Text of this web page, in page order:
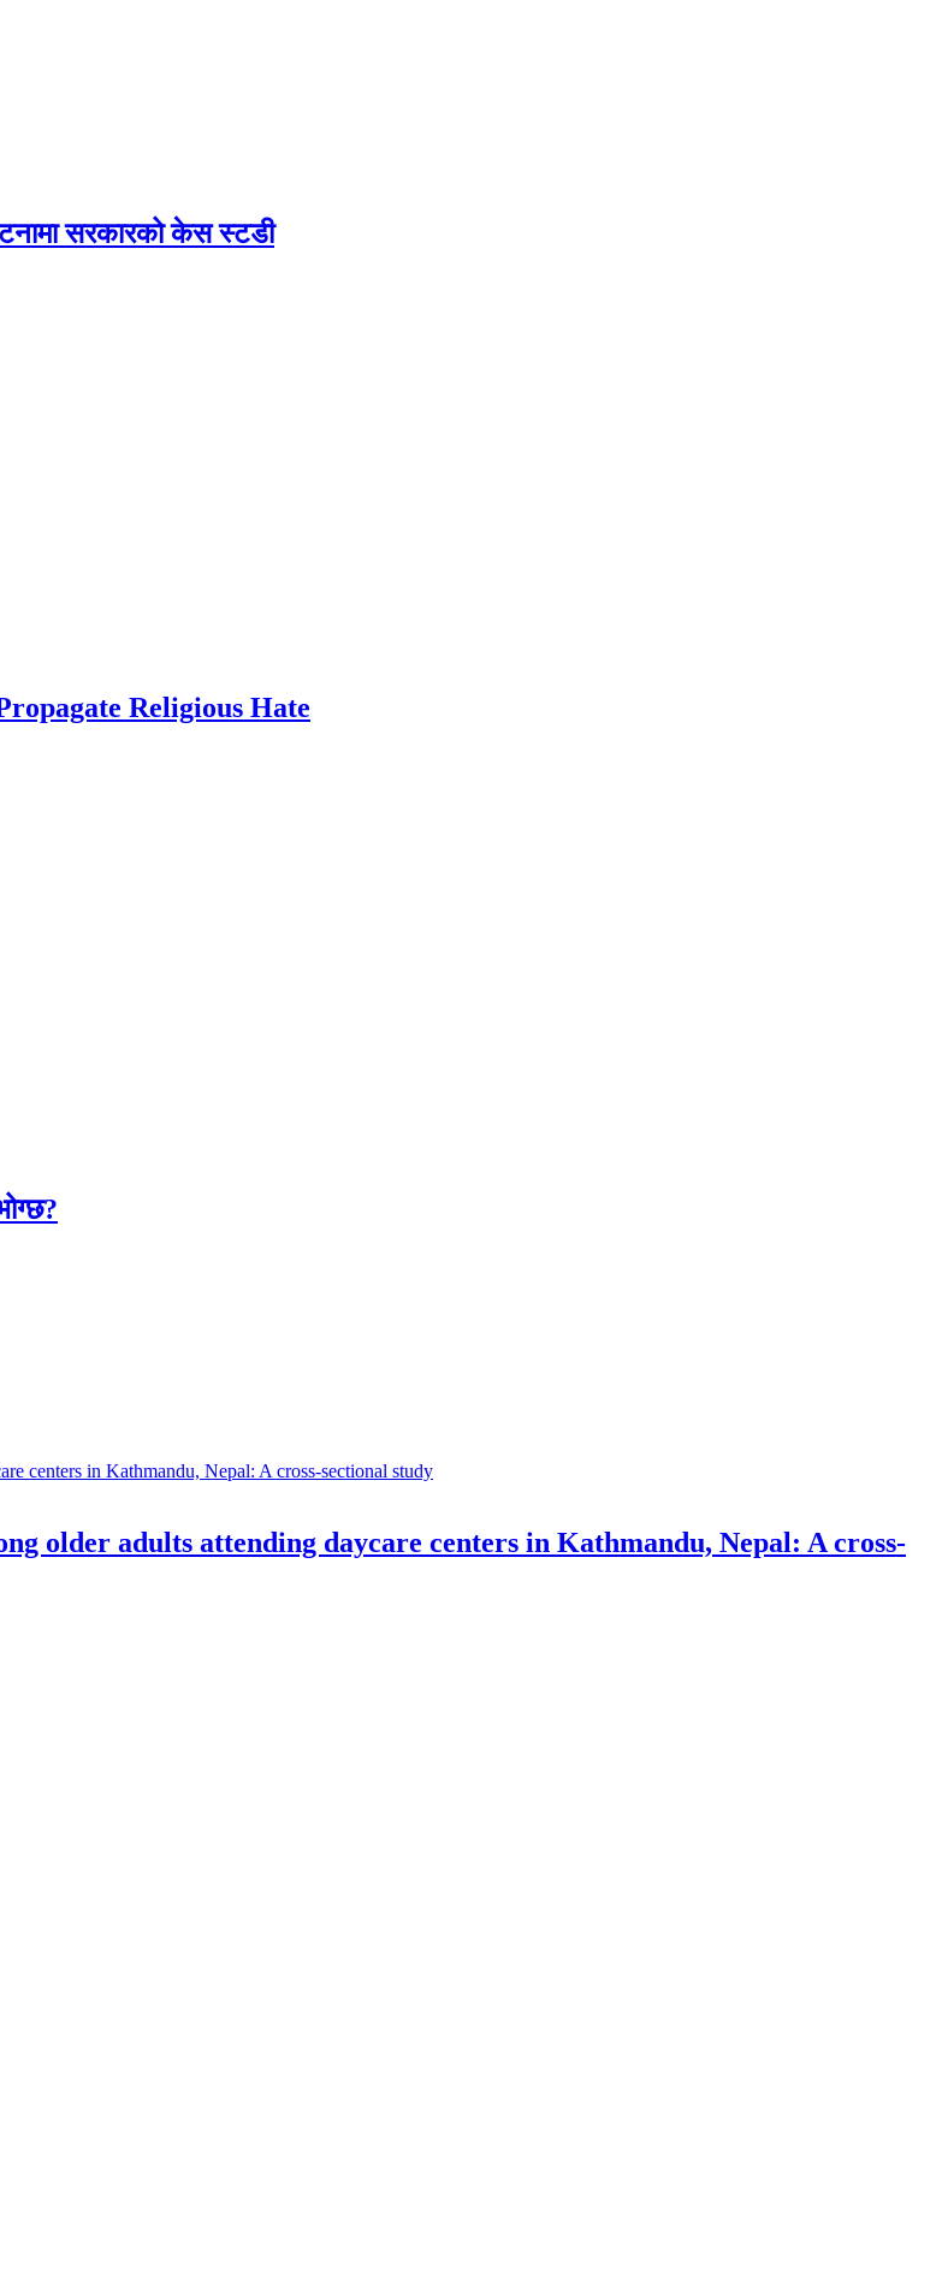
सरकारको केस स्टडी
Religious Hate
older adults attending daycare centers in Kathmandu, Nepal: A cross-